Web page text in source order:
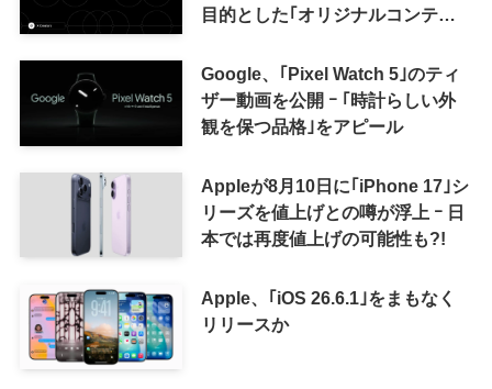
目的とした｢オリジナルコンテン
来の｢収益分配｣は廃止
Google、｢Pixel Watch 5｣のティ
ザー動画を公開 ｰ ｢時計らしい外
観を保つ品格｣をアピール
Appleが8月10日に｢iPhone 17｣シ
リーズを値上げとの噂が浮上 ｰ 日
本では再度値上げの可能性も?!
Apple、｢iOS 26.6.1｣をまもなく
リリースか